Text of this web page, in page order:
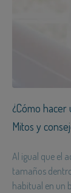
¿Cómo
Mitos y
Al igual que el
tamaños
habitual en un